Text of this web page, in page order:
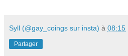
Syll (@gay_coings sur insta) à 08:15
Partager